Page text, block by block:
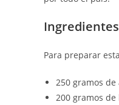
Para preparar
250 gramos de
200 gramos